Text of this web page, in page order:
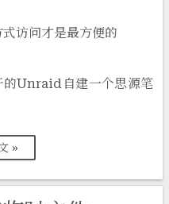
访问才是最方便的
的Unraid自建一个思源笔
»